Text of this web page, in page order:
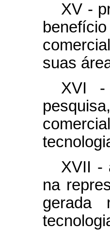
XV -
suas
XVI -
XVII -
na
gerada